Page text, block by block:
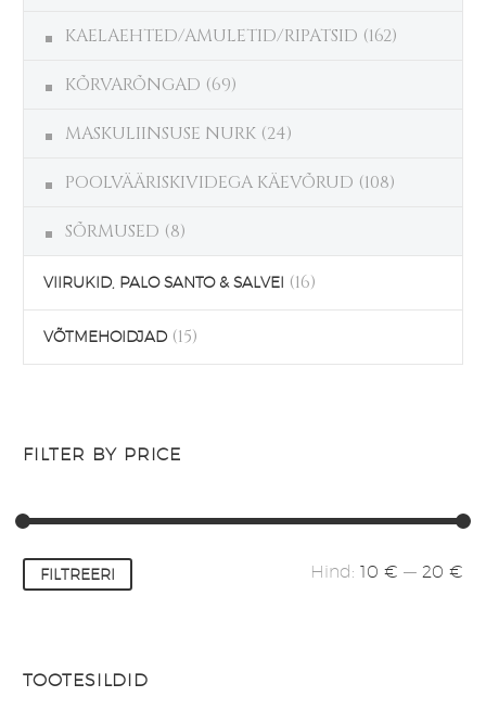
KAELAEHTED/AMULETID/RIPATSID (162)
KÕRVARÕNGAD (69)
MASKULIINSUSE NURK (24)
POOLVÄÄRISKIVIDEGA KÄEVÕRUD (108)
SÕRMUSED (8)
VIIRUKID, PALO SANTO & SALVEI (16)
VÕTMEHOIDJAD (15)
FILTER BY PRICE
Minimaalne
hind
Maksimaalne
hind
FILTREERI Hind: 10 € — 20 €
TOOTESILDID